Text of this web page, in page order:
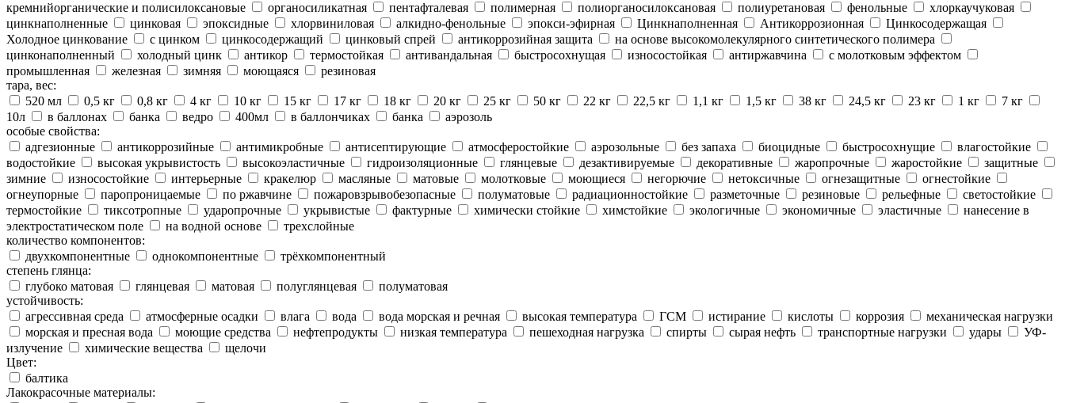
кремнийорганические и полисилоксановые
органосиликатная пентафталевая полимерная полиорганосилоксановая полиуретановая фенольные
хлоркаучуковая
цинкнаполненные
цинковая эпоксидные хлорвиниловая алкидно-фенольные эпокси-эфирная Цинкнаполненная Антикоррозионная
Цинкосодержащая
Холодное цинкование
с цинком цинкосодержащий цинковый спрей антикоррозийная защита
на основе высокомолекулярного синтетического полимера
цинконаполненный
холодный цинк антикор термостойкая антивандальная быстросохнущая износостойкая антиржавчина
с молотковым эффектом
промышленная
железная зимняя моющаяся
резиновая
тара, вес:
520 мл
0,5 кг 0,8 кг 4 кг 10 кг 15 кг 17 кг 18 кг 20 кг 25 кг 50 кг 22 кг 22,5 кг 1,1 кг 1,5 кг 38 кг 24,5 кг 23 кг 1 кг
7 кг
10л
в баллонах банка ведро 400мл в баллончиках банка
аэрозоль
особые свойства:
адгезионные
антикоррозийные антимикробные антисептирующие атмосферостойкие аэрозольные без запаха биоцидные быстросохнущие
влагостойкие
водостойкие
высокая укрывистость высокоэластичные гидроизоляционные глянцевые дезактивируемые декоративные жаропрочные жаростойкие
защитные
зимние
износостойкие интерьерные кракелюр масляные матовые молотковые моющиеся негорючие нетоксичные огнезащитные
огнестойкие
огнеупорные
паропроницаемые по ржавчине пожаровзрывобезопасные полуматовые радиационностойкие разметочные резиновые рельефные
светостойкие
термостойкие
тиксотропные ударопрочные укрывистые фактурные химически стойкие химстойкие экологичные экономичные эластичные
нанесение в
электростатическом поле
на водной основе
трехслойные
количество компонентов:
двухкомпонентные
однокомпонентные
трёхкомпонентный
степень глянца:
глубоко матовая
глянцевая матовая полуглянцевая
полуматовая
устойчивость:
агрессивная среда
атмосферные осадки влага вода вода морская и речная высокая температура ГСМ истирание кислоты коррозия
механическая нагрузки
морская и пресная вода
моющие средства нефтепродукты низкая температура пешеходная нагрузка спирты сырая нефть транспортные нагрузки удары
УФ-
излучение
химические вещества
щелочи
Цвет:
балтика
Лакокрасочные материалы: